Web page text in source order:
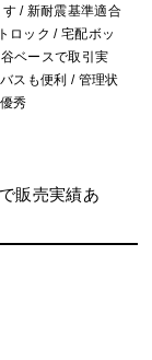
/ 新耐震基準適合
ロック / 宅配ボッ
ベースで取引実
スも便利 / 管理状
秀
販売実績あ